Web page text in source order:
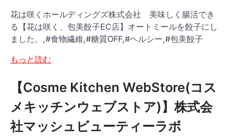
花は咲くホールディングズ株式会社 美味しく腸活でき
る【花は咲く、包美餃子EC店】オートミールを餃子にし
ました。,#食物繊維,#糖質OFF,#ヘルシー,#包美餃子
もっと読む
【Cosme Kitchen WebStore(コス
メキッチンウェブストア)】株式会
社マッシュビューティーラボ